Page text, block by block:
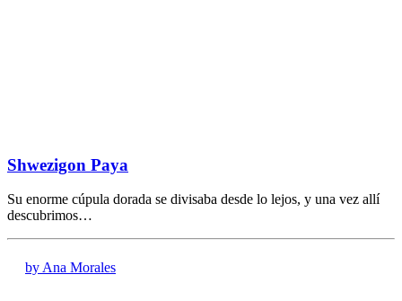
Shwezigon Paya
Su enorme cúpula dorada se divisaba desde lo lejos, y una vez allí
descubrimos…
by Ana Morales